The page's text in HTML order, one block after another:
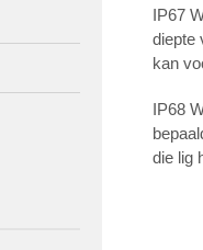
IP67
diepte
kan
IP68
die lig